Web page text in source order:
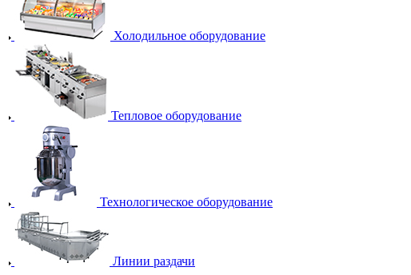
Холодильное оборудование
Тепловое оборудование
Технологическое оборудование
Линии раздачи